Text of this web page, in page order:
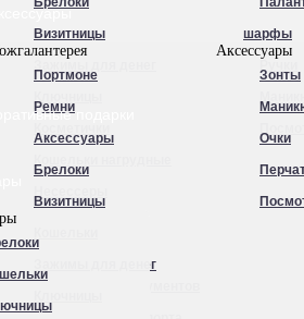
Визитницы шарфы
Портмоне
Ремни
Аксессуары
Брелоки
Визитницы
Зажимы для денег
Аксессуары
Зонты
Очки
подарки